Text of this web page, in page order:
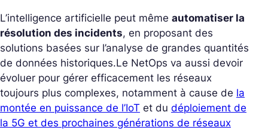
L’intelligence artificielle peut même automatiser la
résolution des incidents, en proposant des
solutions basées sur l’analyse de grandes quantités
de données historiques.Le NetOps va aussi devoir
évoluer pour gérer efficacement les réseaux
toujours plus complexes, notamment à cause de la
montée en puissance de l’IoT et du déploiement de
la 5G et des prochaines générations de réseaux